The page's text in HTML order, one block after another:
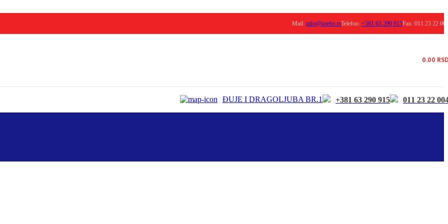
Mail: info@intehv.rsTelefon: +381 63 290 915Fax: 011 23 22
0.00
ĐUJE I DRAGOLJUBA BR.1 +381 63 290 915 011 23 22